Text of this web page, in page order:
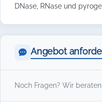
DNase, RNase und
Angebot
Noch Fragen? Wir